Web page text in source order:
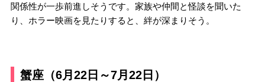
関係性が一歩前進しそうです。家族や仲間と怪談を聞いた
り、ホラー映画を見たりすると、絆が深まりそう。
蟹座（6月22日～7月22日）